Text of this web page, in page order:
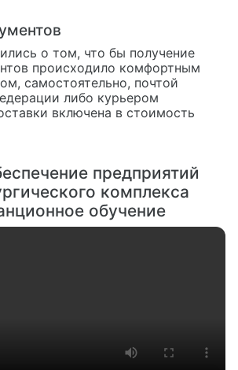
о том, что бы получение
происходило комфортным
самостоятельно, почтой
либо курьером
включена в стоимость
предприятий
комплекса
обучение